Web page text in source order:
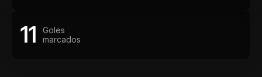
11
Goles
marcados